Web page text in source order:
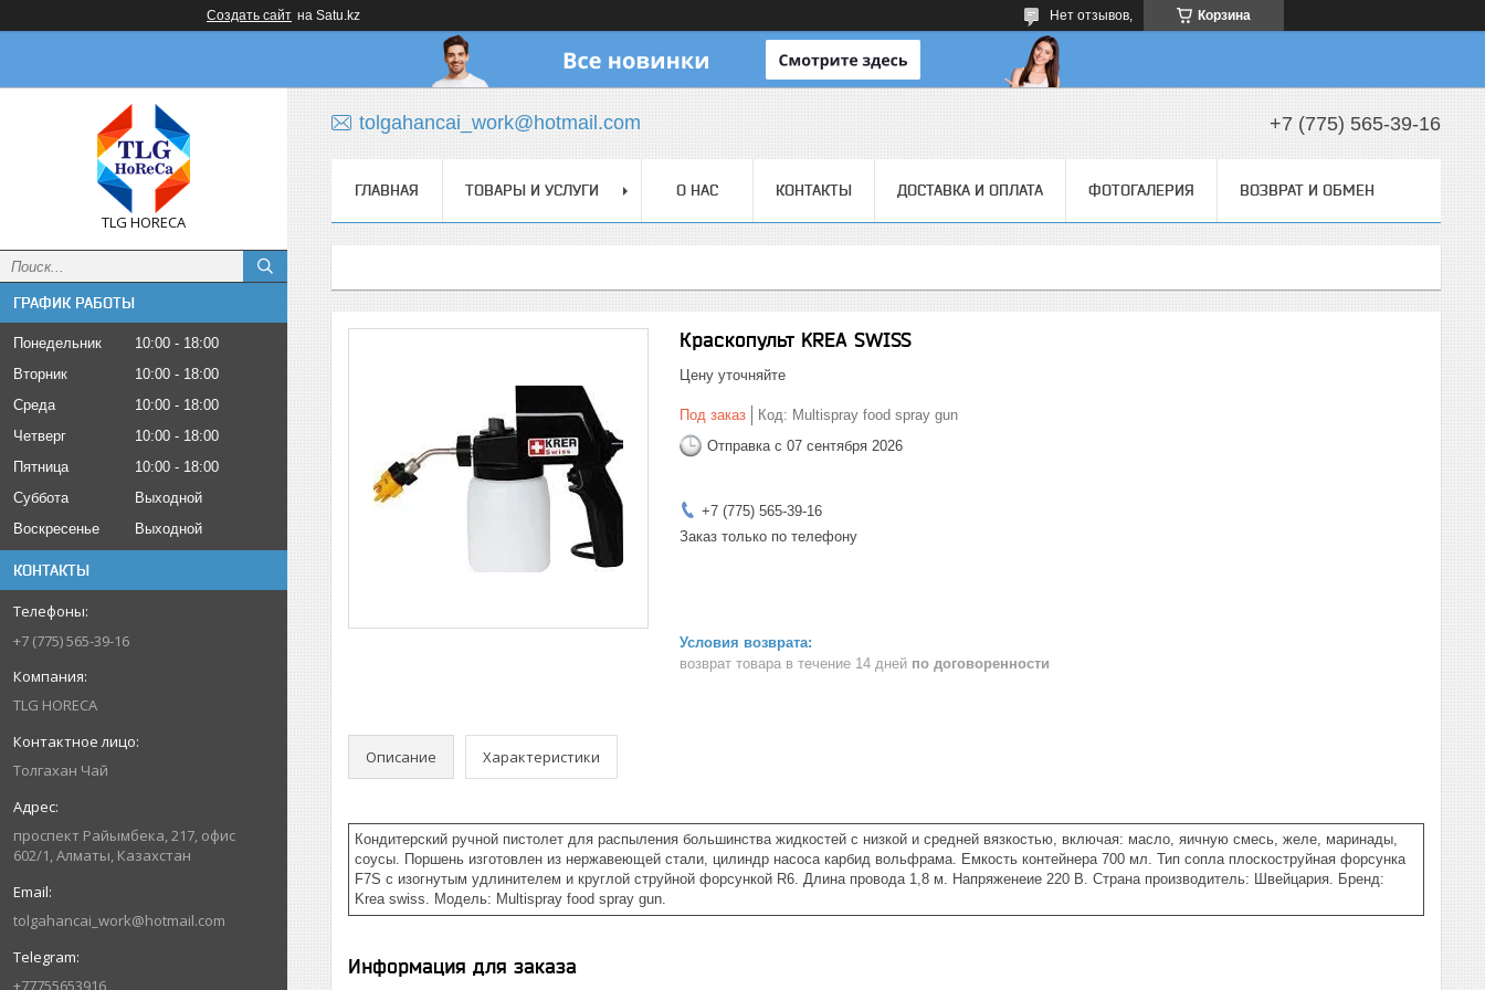
Создать сайт на Satu.kz Корзина
Нет отзывов,
TLG HORECA
ГРАФИК РАБОТЫ
Понедельник 10:00
18:00
Вторник
10:00
18:00
Среда
10:00
18:00
Четверг
10:00
18:00
Пятница
10:00
18:00
Суббота
Выходной
Воскресенье
Выходной
КОНТАКТЫ
+7 (775) 565-39-16
TLG HORECA
Толгахан Чай
проспект Райымбека, 217, офис
602/1, Алматы, Казахстан
tolgahancai_work@hotmail.com
+77755653916
tolgahancai_work@hotmail.com +7 (775) 565-39-16
ГЛАВНАЯ ТОВАРЫ И УСЛУГИ О НАС КОНТАКТЫ ДОСТАВКА И ОПЛАТА ФОТОГАЛЕРИЯ ВОЗВРАТ И ОБМЕН
Краскопульт KREA SWISS
Цену уточняйте
Под заказ Код: Multispray food spray gun
Отправка с 07 сентября 2026
+7 (775) 565-39-16
Заказ только по телефону
возврат товара в течение 14 дней по договоренности
Описание Характеристики
Кондитерский ручной пистолет для распыления большинства жидкостей с низкой и средней вязкостью, включая: масло, яичную смесь, желе, маринады,
соусы. Поршень изготовлен из нержавеющей стали, цилиндр насоса карбид вольфрама. Емкость контейнера 700 мл. Тип сопла плоскоструйная форсунка
F7S с изогнутым удлинителем и круглой струйной форсункой R6. Длина провода 1,8 м. Напряженеие 220 В. Страна производитель: Швейцария. Бренд:
Krea swiss. Модель: Multispray food spray gun.
Информация для заказа